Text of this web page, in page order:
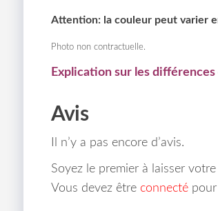
Attention: la couleur peut varier
Photo non contractuelle.
Explication sur les
Avis
Il n’y a pas encore d’avis.
Soyez le premier à laisser
Vous devez être connectépour